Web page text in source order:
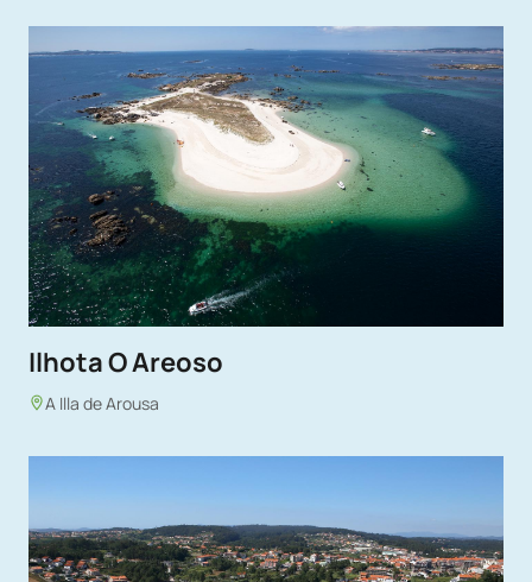
Ilhota O Areoso
A Illa de Arousa